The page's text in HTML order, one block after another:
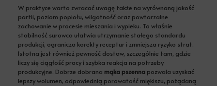
W praktyce warto zwracać uwagę także na wyrównaną jakość
partii, poziom popiołu, wilgotność oraz powtarzalne
zachowanie w procesie mieszania i wypieku. To właśnie
stabilność surowca ułatwia utrzymanie stałego standardu
produkcji, ogranicza korekty receptur i zmniejsza ryzyko strat.
Istotna jest również pewność dostaw, szczególnie tam, gdzie
liczy się ciągłość pracy i szybka reakcja na potrzeby
produkcyjne. Dobrze dobrana mąka pszennapozwala uzyskać
lepszy wolumen, odpowiednią porowatość miękiszu, pożądaną